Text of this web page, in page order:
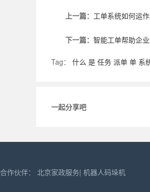
上一篇： 工单系统如何运
下一篇： 智能工单帮助企
Tag： 什么 是 任务 派单 单 系
一起分享吧
合作伙伴： 北京家政服务| 机器人码垛机